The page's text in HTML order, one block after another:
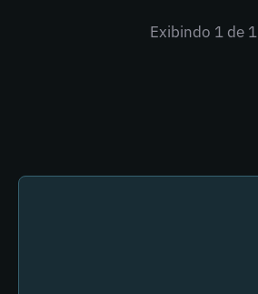
Exibindo 1 de 1